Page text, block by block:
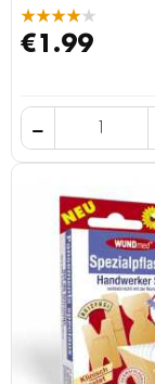
★★★★★
€1.99